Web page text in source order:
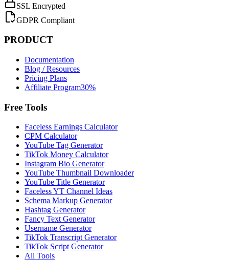
SSL Encrypted
GDPR Compliant
PRODUCT
Documentation
Blog / Resources
Pricing Plans
Affiliate Program30%
Free Tools
Faceless Earnings Calculator
CPM Calculator
YouTube Tag Generator
TikTok Money Calculator
Instagram Bio Generator
YouTube Thumbnail Downloader
YouTube Title Generator
Faceless YT Channel Ideas
Schema Markup Generator
Hashtag Generator
Fancy Text Generator
Username Generator
TikTok Transcript Generator
TikTok Script Generator
All Tools